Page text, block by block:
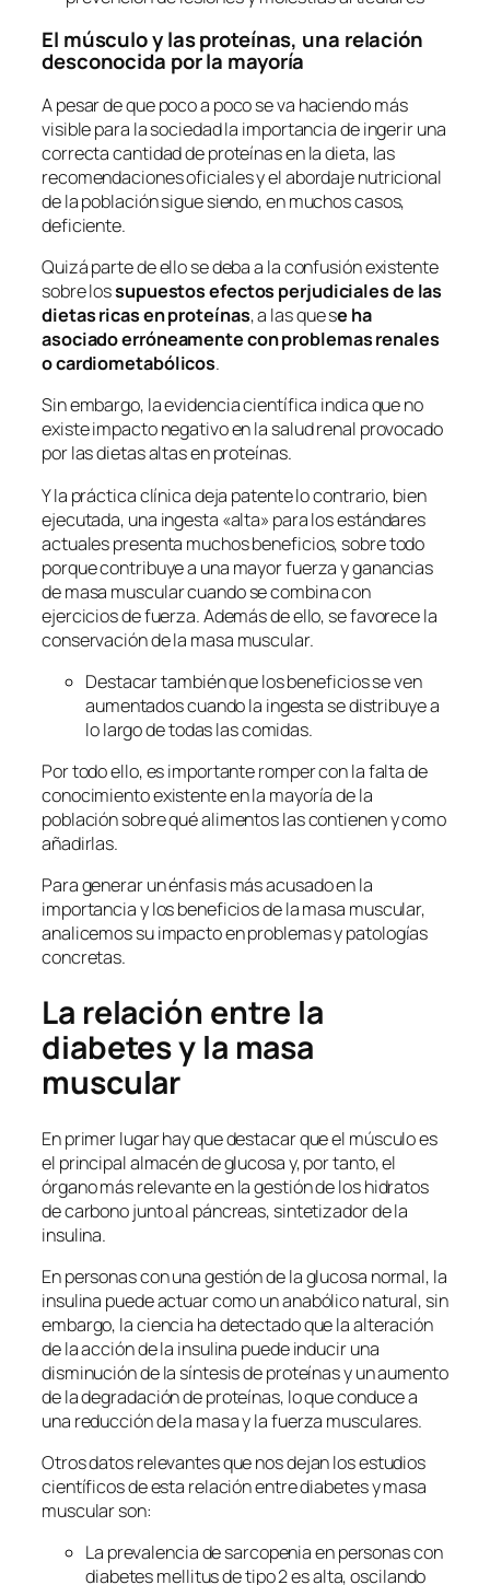
El músculo y las proteínas, una relación
desconocida por la mayoría
A pesar de que poco a poco se va haciendo más
visible para la sociedad la importancia de ingerir una
correcta cantidad de proteínas en la dieta, las
recomendaciones oficiales y el abordaje nutricional
de la población sigue siendo, en muchos casos,
deficiente.
Quizá parte de ello se deba a la confusión existente
sobre lossupuestos efectos perjudiciales de las
dietas ricas en proteínas, a las que se ha
asociado erróneamente con problemas renales
o cardiometabólicos.
Sin embargo, la evidencia científica indica que no
existe impacto negativo en la salud renal provocado
por las dietas altas en proteínas.
Y la práctica clínica deja patente lo contrario, bien
ejecutada, una ingesta «alta» para los estándares
actuales presenta muchos beneficios, sobre todo
porque contribuye a una mayor fuerza y ​​ganancias
de masa muscular cuando se combina con
ejercicios de fuerza. Además de ello, se favorece la
conservación de la masa muscular.
Destacar también que los beneficios se ven
aumentados cuando la ingesta se distribuye a
lo largo de todas las comidas.
Por todo ello, es importante romper con la falta de
conocimiento existente en la mayoría de la
población sobre qué alimentos las contienen y como
añadirlas.
Para generar un énfasis más acusado en la
importancia y los beneficios de la masa muscular,
analicemos su impacto en problemas y patologías
concretas.
La relación entre la
diabetes y la masa
muscular
En primer lugar hay que destacar que el músculo es
el principal almacén de glucosa y, por tanto, el
órgano más relevante en la gestión de los hidratos
de carbono junto al páncreas, sintetizador de la
insulina.
En personas con una gestión de la glucosa normal, la
insulina puede actuar como un anabólico natural, sin
embargo, la ciencia ha detectado que la alteración
de la acción de la insulina puede inducir una
disminución de la síntesis de proteínas y un aumento
de la degradación de proteínas, lo que conduce a
una reducción de la masa y la fuerza musculares.
Otros datos relevantes que nos dejan los estudios
científicos de esta relación entre diabetes y masa
muscular son:
La prevalencia de sarcopenia en personas con
diabetes mellitus de tipo 2 es alta, oscilando